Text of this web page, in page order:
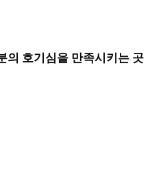
의 호기심을 만족시키는 곳